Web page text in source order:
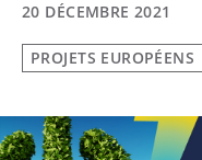
20 DÉCEMBRE 2021
PROJETS EUROPÉENS